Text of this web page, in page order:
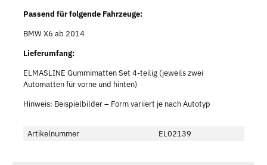
Passend für folgende Fahrzeuge:
BMW X6 ab 2014
Lieferumfang:
ELMASLINE Gummimatten Set 4-teilig (jeweils zwei
Automatten für vorne und hinten)
Hinweis: Beispielbilder – Form variiert je nach Autotyp
Artikelnummer EL02139